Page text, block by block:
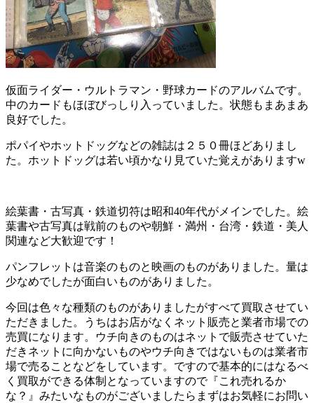
仮面ライダー・ウルトラマン・野球カードのアルバムです。
中のカードもほぼびっしり入っていました。状態もまあまあ
良好でした。
ポパイやホットドッグなどの雑誌は２５０冊ほどありまし
た。ホットドッグは若い頃かなり見ていた覚えがありますw
絵葉書・古写真・鉄道切符は昭和40年代がメインでした。絵
葉書や古写真は戦前のものや朝鮮・満州・台湾・鉄道・美人
関連など大歓迎です！
パンフレットは音楽のものと映画のものがありました。量は
少なめでしたが面白いものがありました。
今回は色々な種類のものがありましたがすべて買取させてい
ただきました。うちはお店がなくネット販売と業者市場での
売買になります。ウチ向きのものはネットで販売させていた
だきネットに向かないものやウチ向きではないものは業者市
場で売ることなどをしています。ですので基本的にはなるべ
く買取ができる体制となっていますので『これ売れるか
な？』みたいなものがございましたらまずはお気軽にお問い